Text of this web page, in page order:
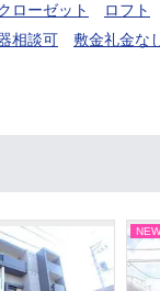
ローゼット ロフト
相談可 敷金礼金な
NEW